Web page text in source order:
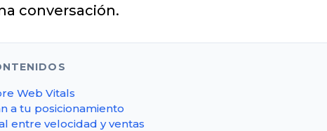
conversación.
Web Vitals
a tu posicionamiento
entre velocidad y ventas